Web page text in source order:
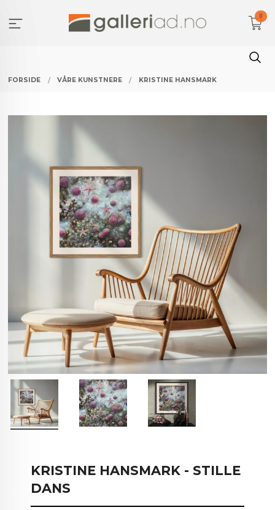
innholdet
0
FORSIDE VÅRE KUNSTNERE KRISTINE HANSMARK
KRISTINE HANSMARK - STILLE
DANS